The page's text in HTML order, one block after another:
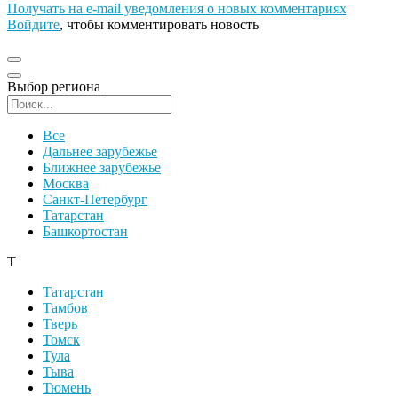
Получать на e‑mail уведомления о новых комментариях
Войдите, чтобы комментировать новость
Выбор региона
Все
Дальнее зарубежье
Ближнее зарубежье
Москва
Санкт-Петербург
Татарстан
Башкортостан
Т
Татарстан
Тамбов
Тверь
Томск
Тула
Тыва
Тюмень